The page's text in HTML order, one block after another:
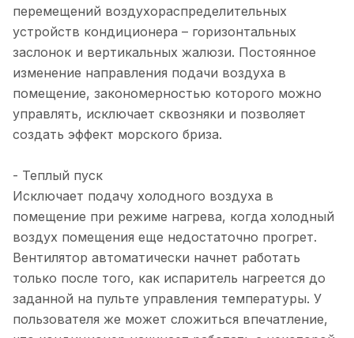
перемещений воздухораспределительных
устройств кондиционера – горизонтальных
заслонок и вертикальных жалюзи. Постоянное
изменение направления подачи воздуха в
помещение, закономерностью которого можно
управлять, исключает сквозняки и позволяет
создать эффект морского бриза.
- Теплый пуск
Исключает подачу холодного воздуха в
помещение при режиме нагрева, когда холодный
воздух помещения еще недостаточно прогрет.
Вентилятор автоматически начнет работать
только после того, как испаритель нагреется до
заданной на пульте управления температуры. У
пользователя же может сложиться впечатление,